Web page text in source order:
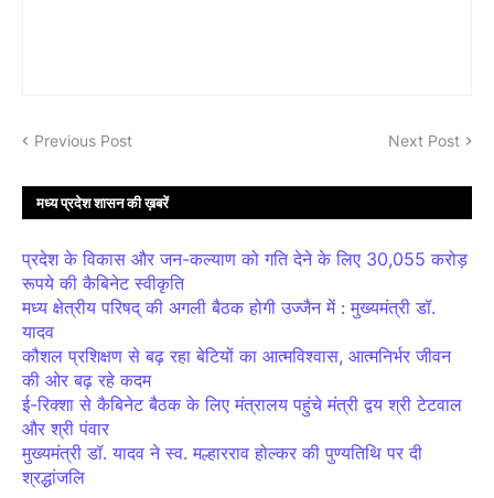
Previous Post Next Post
मध्य प्रदेश शासन की ख़बरें
प्रदेश के विकास और जन-कल्याण को गति देने के लिए 30,055 करोड़
रूपये की कैबिनेट स्वीकृति
मध्य क्षेत्रीय परिषद् की अगली बैठक होगी उज्जैन में : मुख्यमंत्री डॉ.
यादव
कौशल प्रशिक्षण से बढ़ रहा बेटियों का आत्मविश्वास, आत्मनिर्भर जीवन
की ओर बढ़ रहे कदम
ई-रिक्शा से कैबिनेट बैठक के लिए मंत्रालय पहुंचे मंत्री द्वय श्री टेटवाल
और श्री पंवार
मुख्यमंत्री डॉ. यादव ने स्व. मल्हारराव होल्कर की पुण्यतिथि पर दी
श्रद्धांजलि